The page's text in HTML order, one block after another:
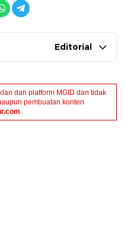
Editorial
dari platform MGID dan tidak
pembuatan konten